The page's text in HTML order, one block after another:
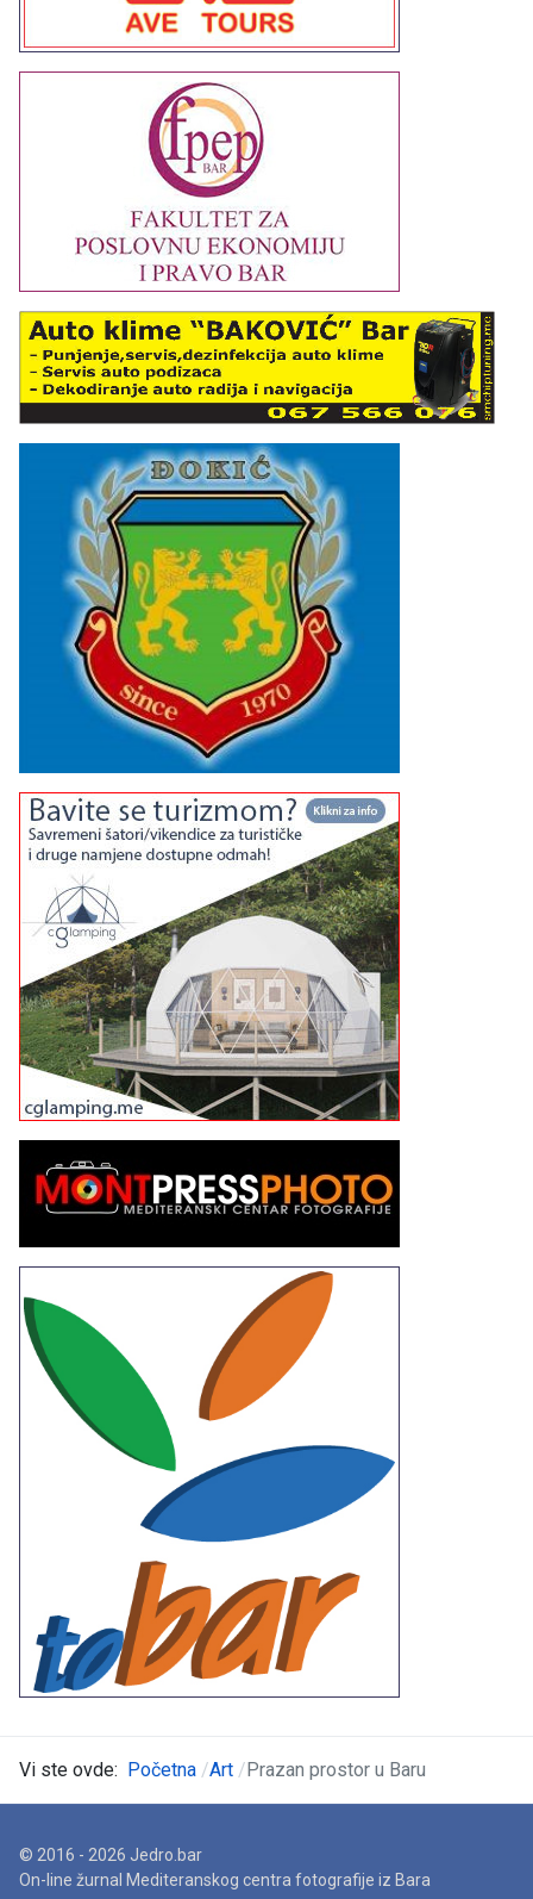
Vi ste ovde: Početna Art Prazan prostor u Baru
© 2016 - 2026 Jedro.bar
On-line žurnal Mediteranskog centra fotografije iz Bara